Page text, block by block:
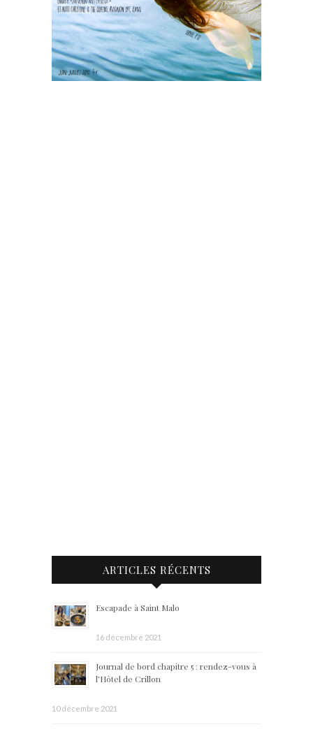
ARTICLES RÉCENTS
Escapade à Saint Malo
16 décembre 2021
Journal de bord chapitre 5 : rendez-vous à
l’Hôtel de Crillon
10 décembre 2021